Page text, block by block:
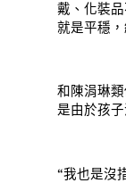
戴、化裝
就是平穩
和陳涓琳
是由於孩
“我也是沒